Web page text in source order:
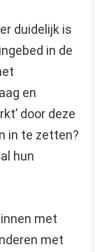
duidelijk is
in de
en
door deze
in te zetten?
hun
met
met